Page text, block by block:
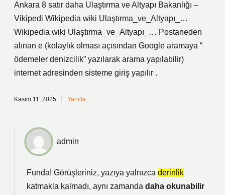
Ankara 8 satır daha Ulaştırma ve Altyapı Bakanlığı –
Vikipedi Wikipedia wiki Ulaştırma_ve_Altyapı_…
Wikipedia wiki Ulaştırma_ve_Altyapı_… Postaneden
alınan e (kolaylık olması açısından Google aramaya “
ödemeler denizcilik” yazılarak arama yapılabilir)
internet adresinden sisteme giriş yapılır .
Kasım 11, 2025 Yanıtla
admin
Funda! Görüşleriniz, yazıya yalnızca derinlik
katmakla kalmadı, aynı zamanda daha okunabilir